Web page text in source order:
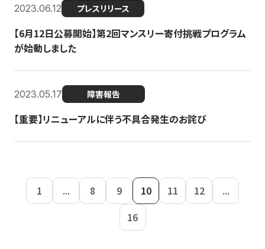
2023.06.12 プレスリリース
【6月12日公募開始】第2回マンスリー寄付挑戦プログラム
が始動しました
2023.05.17 障害報告
【重要】リニューアルに伴う不具合発生のお詫び
1 ... 8 9 10 11 12
...
16